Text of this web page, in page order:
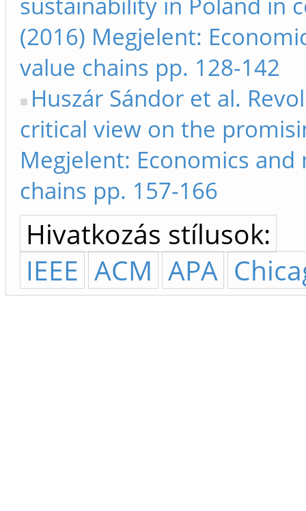
(2016) Megjelent:
value chains pp. 128-142
Huszár Sándor et al.
critical view on the
Megjelent: Economics
chains pp. 157-166
Hivatkozás stílusok:
IEEE ACM APA